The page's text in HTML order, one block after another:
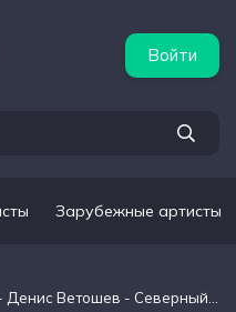
Войти
Зарубежные артисты
Денис Ветошев - Северный волк